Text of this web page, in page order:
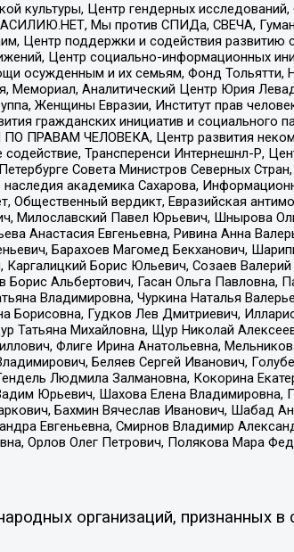
культуры, Центр гендерных
Мы против СПИДа, СВЕЧА,
Центр поддержки и содействия развитию
Центр социально-информационных
осужденным и их семьям, Фонд Тольятти,
Мемориал, Аналитический Центр Юрия
Женщины Евразии, Институт прав
гражданских инициатив и социального
ПО ПРАВАМ ЧЕЛОВЕКА, Центр развития
Трансперенси Интернешнл-Р,
Совета Министров Северных
академика Сахарова,
Общественный вердикт, Евразийская
Милославский Павел Юрьевич, Шнырова
Анастасия Евгеньевна, Ривина Анна
Барахоев Магомед Бекханович,
Борис Юльевич, Созаев Валерий
Альбертович, Гасан Ольга Павловна,
Владимировна, Чуркина Наталья
Борисовна, Гудков Лев Дмитриевич,
Татьяна Михайловна, Щур Николай
Флиге Ирина Анатольевна,
Беляев Сергей Иванович,
Людмила Залмановна, Кокорина
Юрьевич, Шахова Елена Владимировна,
Бахмин Вячеслав Иванович, Шабад
Евгеньевна, Смирнов Владимир
Орлов Олег Петрович, Полякова Мара
организаций, признанных в